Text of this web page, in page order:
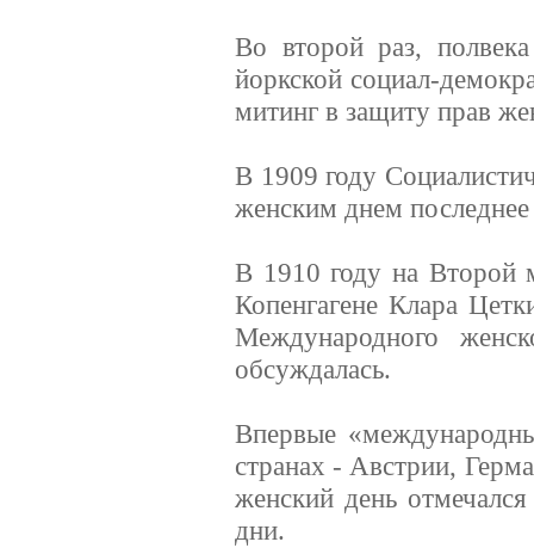
Во второй раз,
йоркской социал-
митинг в защиту прав
В 1909 году
женским днем последнее
В 1910 году на Второй
Копенгагене Клара
Международного
обсуждалась.
Впервые
странах - Австрии,
женский день
дни.